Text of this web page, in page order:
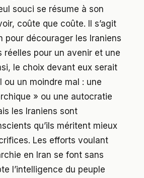
souci se résume à son
coûte que coûte. Il s’agit
pour décourager les Iraniens
réelles pour un avenir et une
le choix devant eux serait
ou un moindre mal : une
» ou une autocratie
les Iraniens sont
qu’ils méritent mieux
Les efforts voulant
en Iran se font sans
l’intelligence du peuple